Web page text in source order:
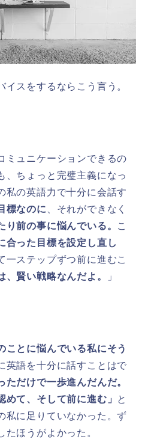
スをするならこう言う。
ミュニケーションできるの
、ちょっと完璧主義になっ
私の英語力で十分に会話す
標なのに 、それができなく
り前の事に悩んでいる。 こ
合った目標を設定し直し
一ステップずつ前に進むこ
、賢い戦略なんだよ。 」
ことに悩んでいる私にそう
英語を十分に話すことはで
ただけで一歩進んだんだ。
めて、そして前に進む」 と
私に足りていなかった。ず
たほうがよかった。